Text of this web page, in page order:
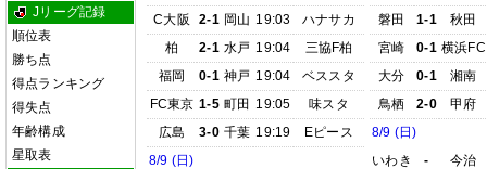
Jリーグ記録
順位表
勝ち点
得点ランキング
得失点
年齢構成
星取表
C大阪
2-1 岡山 19:03
ハナサカ
柏
2-1 水戸 19:04
三協F柏
福岡
0-1 神戸 19:04
ベススタ
FC東京 1-5 町田 19:05
味スタ
広島
3-0 千葉 19:19
Eピース
8/9 (日)
磐田
1-1
秋田
宮崎
0-1 横浜FC
大分
0-1
湘南
鳥栖
2-0
甲府
8/9 (日)
いわき
-
今治